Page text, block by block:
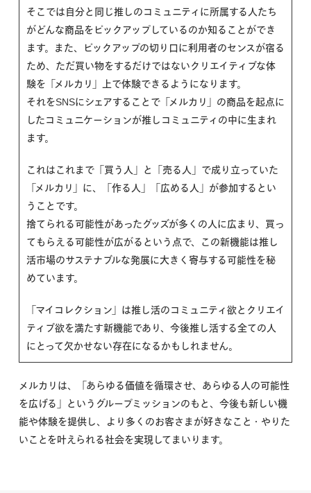
そこでは自分と同じ推しのコミュニティに所属する人たち
がどんな商品をピックアップしているのか知ることができ
ます。また、ピックアップの切り口に利用者のセンスが宿る
ため、ただ買い物をするだけではないクリエイティブな体
験を「メルカリ」上で体験できるようになります。
それをSNSにシェアすることで「メルカリ」の商品を起点に
したコミュニケーションが推しコミュニティの中に生まれ
ます。
これはこれまで「買う人」と「売る人」で成り立っていた
「メルカリ」に、「作る人」「広める人」が参加するとい
うことです。
捨てられる可能性があったグッズが多くの人に広まり、買っ
てもらえる可能性が広がるという点で、この新機能は推し
活市場のサステナブルな発展に大きく寄与する可能性を秘
めています。
「マイコレクション」は推し活のコミュニティ欲とクリエイ
ティブ欲を満たす新機能であり、今後推し活する全ての人
にとって欠かせない存在になるかもしれません。
メルカリは、「あらゆる価値を循環させ、あらゆる人の可能性
を広げる」というグループミッションのもと、今後も新しい機
能や体験を提供し、より多くのお客さまが好きなこと・やりた
いことを叶えられる社会を実現してまいります。